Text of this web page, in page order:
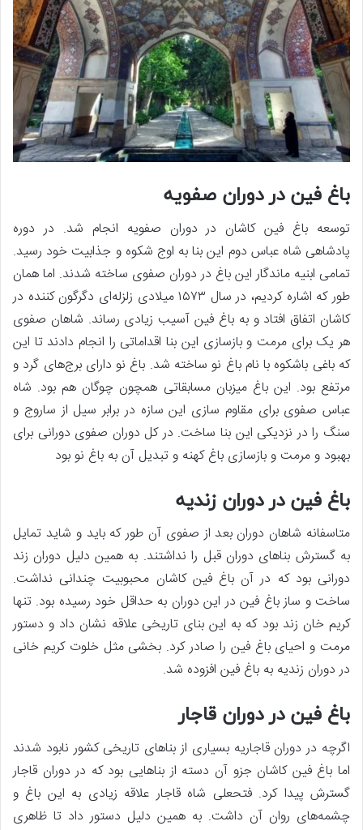
باغ فین در دوران صفویه
توسعه باغ فین کاشان در دوران صفویه انجام شد. در دوره
پادشاهی شاه عباس دوم این بنا به اوج شکوه و جذابیت خود رسید.
تمامی ابنیه ماندگار این باغ در دوران صفوی ساخته شدند. اما همان
طور که اشاره کردیم، در سال ۱۵۷۳ میلادی زلزله‌ای دگرگون کننده در
کاشان اتفاق افتاد و به باغ فین آسیب زیادی رساند. شاهان صفوی
هر یک برای مرمت و بازسازی این بنا اقداماتی را انجام دادند تا این
که باغی باشکوه با نام باغ نو ساخته شد. باغ نو دارای برج‌های گرد و
مرتفع بود. این باغ میزبان مسابقاتی همچون چوگان هم بود. شاه
عباس صفوی برای مقاوم سازی این سازه در برابر سیل از ساروج و
سنگ را در نزدیکی این بنا ساخت. در کل دوران صفوی دورانی برای
بهبود و مرمت و بازسازی باغ کهنه و تبدیل آن به باغ نو بود
باغ فین در دوران زندیه
متاسفانه شاهان دوران بعد از صفوی آن طور که باید و شاید تمایل
به گسترش بناهای دوران قبل را نداشتند. به همین دلیل دوران زند
دورانی بود که در آن باغ فین کاشان محبوبیت چندانی نداشت.
ساخت و ساز باغ فین در این دوران به حداقل خود رسیده بود. تنها
کریم خان زند بود که به این بنای تاریخی علاقه نشان داد و دستور
مرمت و احیای باغ فین را صادر کرد. بخشی مثل خلوت کریم خانی
در دوران زندیه به باغ فین افزوده شد.
باغ فین در دوران قاجار
اگرچه در دوران قاجاریه بسیاری از بناهای تاریخی کشور نابود شدند
اما باغ فین کاشان جزو آن دسته از بناهایی بود که در دوران قاجار
گسترش پیدا کرد. فتحعلی شاه قاجار علاقه زیادی به این باغ و
چشمه‌های روان آن داشت. به همین دلیل دستور داد تا ظاهری